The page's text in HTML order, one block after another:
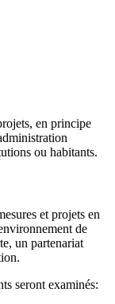
en principe
ou habitants.
et projets en
de
un partenariat
seront examinés: